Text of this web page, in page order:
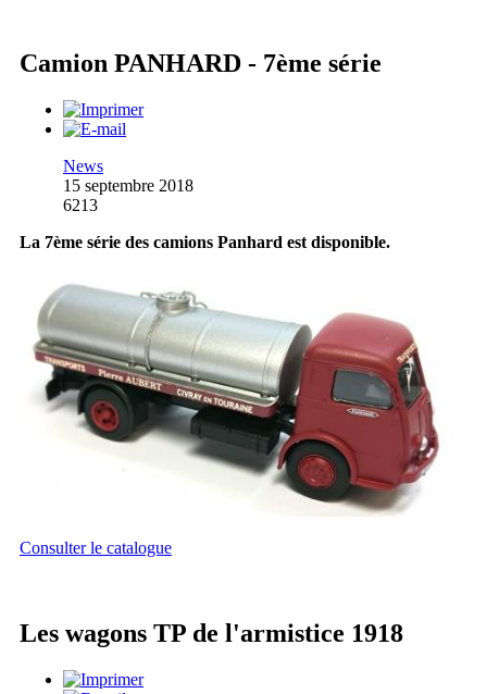
Camion PANHARD - 7ème série
News
15 septembre 2018
6213
La 7ème série des camions Panhard est disponible.
Consulter le catalogue
Les wagons TP de l'armistice 1918